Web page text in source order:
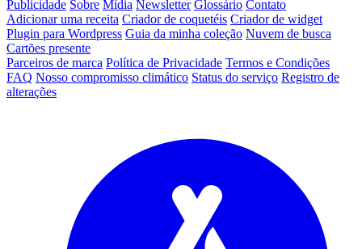
Publicidade Sobre Mídia Newsletter Glossário Contato
Adicionar uma receita Criador de coquetéis Criador de widget
Plugin para Wordpress Guia da minha coleção Nuvem de busca
Cartões presente
Parceiros de marca Política de Privacidade Termos e Condições
FAQ Nosso compromisso climático Status do serviço Registro de
alterações